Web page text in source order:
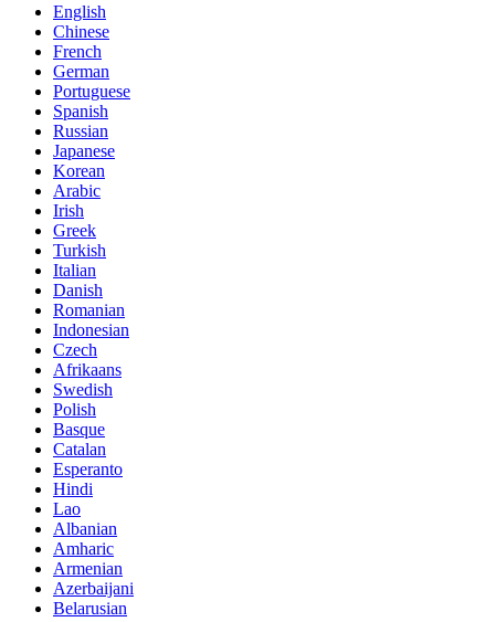
English
Chinese
French
German
Portuguese
Spanish
Russian
Japanese
Korean
Arabic
Irish
Greek
Turkish
Italian
Danish
Romanian
Indonesian
Czech
Afrikaans
Swedish
Polish
Basque
Catalan
Esperanto
Hindi
Lao
Albanian
Amharic
Armenian
Azerbaijani
Belarusian